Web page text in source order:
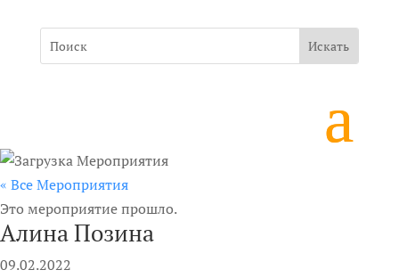
« Все Мероприятия
Это мероприятие прошло.
Алина Позина
09.02.2022